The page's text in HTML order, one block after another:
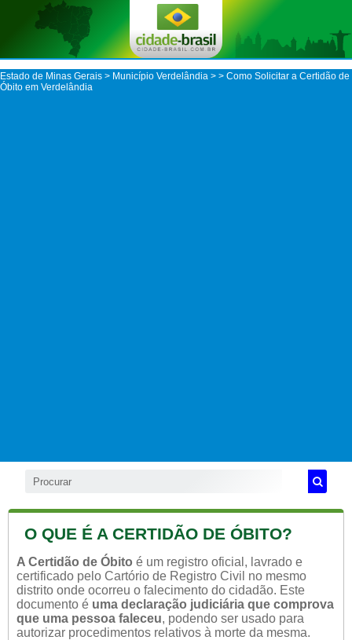
Estado de Minas Gerais > Município Verdelândia > > Como Solicitar a Certidão de
Óbito em Verdelândia
O QUE É A CERTIDÃO DE ÓBITO?
A Certidão de Óbito é um registro oficial, lavrado e
certificado pelo Cartório de Registro Civil no mesmo
distrito onde ocorreu o falecimento do cidadão. Este
documento é uma declaração judiciária que comprova
que uma pessoa faleceu, podendo ser usado para
autorizar procedimentos relativos à morte da mesma.